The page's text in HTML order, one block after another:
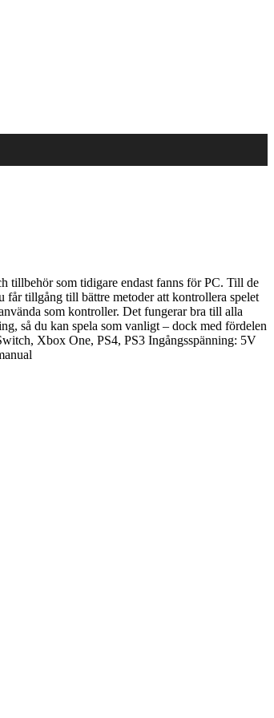
tillbehör som tidigare endast fanns för PC. Till de
får tillgång till bättre metoder att kontrollera spelet
som kontroller. Det fungerar bra till alla
så du kan spela som vanligt – dock med fördelen
Xbox One, PS4, PS3 Ingångsspänning: 5V